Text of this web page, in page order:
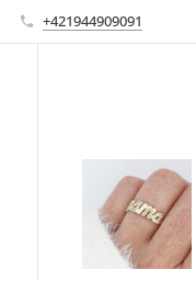
+421944909091